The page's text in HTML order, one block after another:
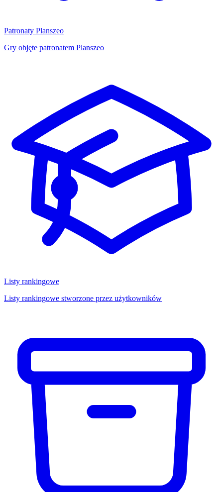
Patronaty Planszeo
Gry objęte patronatem Planszeo
Listy rankingowe
Listy rankingowe stworzone przez użytkowników